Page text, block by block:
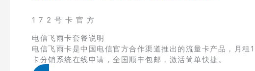
1 7 2 号 卡 官 方
电信飞雨卡套餐说明
电信飞雨卡是中国电信官方合作渠道推出的流量卡产品，月
卡分销系统在线申请，全国顺丰包邮，激活简单快捷。